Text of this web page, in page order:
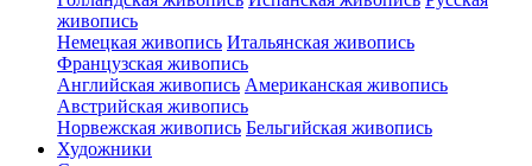
живопись
Немецкая живопись Итальянская живопись
Французская живопись
Английская живопись Американская живопись
Австрийская живопись
Норвежская живопись Бельгийская живопись
Художники